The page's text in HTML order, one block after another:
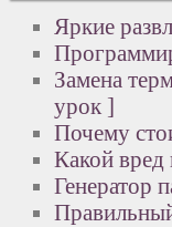
Яркие
Замена
урок ]
Почему
Какой
Генератор